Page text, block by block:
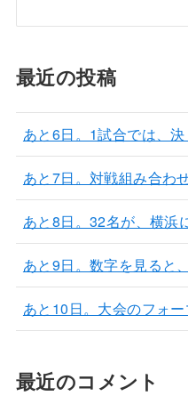
最近の投稿
あと6日。1試合では、決
あと7日。対戦組み合わ
あと8日。32名が、横浜
あと9日。数字を見ると
あと10日。大会のフォー
最近のコメント